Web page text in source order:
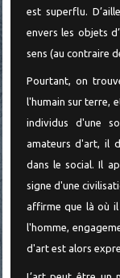
est superflu.
envers les objets
sens (au contraire
Pourtant, on
l'humain sur terre,
individus d'une
amateurs d'art, il
dans le social. Il
signe d'une
affirme que là où
l'homme,
d'art est alors